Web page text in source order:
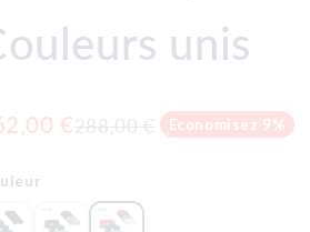
unis
de vente
€ Prix normal
288,00 € Economisez 9%